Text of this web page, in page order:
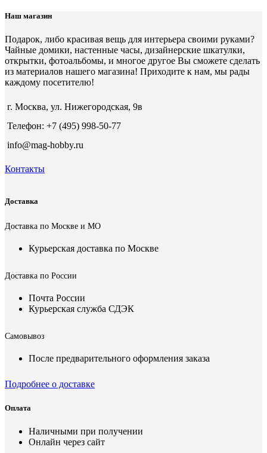
Наш магазин
Подарок, либо красивая вещь для интерьера своими руками?
Чайные домики, настенные часы, дизайнерские шкатулки,
открытки, фотоальбомы, и многое другое Вы сможете сделать
из материалов нашего магазина! Приходите к нам, мы рады
каждому посетителю!
г. Москва, ул. Нижегородская, 9в
Телефон: +7 (495) 998-50-77
info@mag-hobby.ru
Контакты
Доставка
Доставка по Москве и МО
Курьерская доставка по Москве
Доставка по России
Почта России
Курьерская служба СДЭК
Самовывоз
После предварительного оформления заказа
Подробнее о доставке
Оплата
Наличными при получении
Онлайн через сайт